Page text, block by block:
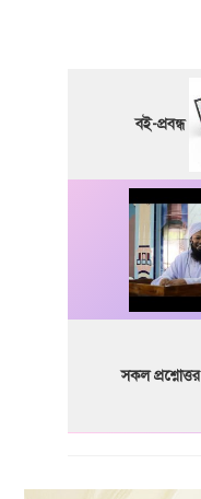
বই-প্রবন্ধ
সকল প্রশ্নোত্তর